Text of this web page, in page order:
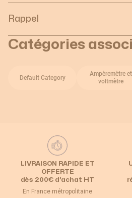
Rappel
Catégories
Default Category
Ampèremètre et
voltmètre
LIVRAISON RAPIDE ET
OFFERTE
dès 200€ d’achat HT
En France métropolitaine